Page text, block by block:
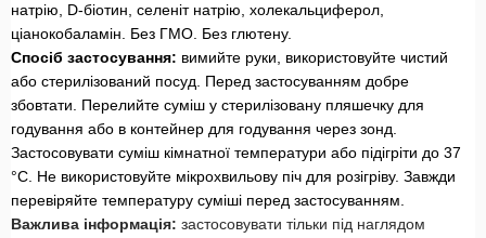
натрію, D-біотин, селеніт натрію, холекальциферол,
ціанокобаламін. Без ГМО. Без глютену.
Спосіб застосування: вимийте руки, використовуйте чистий
або стерилізований посуд. Перед застосуванням добре
збовтати. Перелийте суміш у стерилізовану пляшечку для
годування або в контейнер для годування через зонд.
Застосовувати суміш кімнатної температури або підігріти до 37
°С. Не використовуйте мікрохвильову піч для розігріву. Завжди
перевіряйте температуру суміші перед застосуванням.
Важлива інформація: застосовувати тільки під наглядом